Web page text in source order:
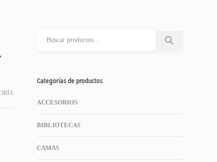
Categorías de productos
ACCESORIOS
BIBLIOTECAS
CAMAS